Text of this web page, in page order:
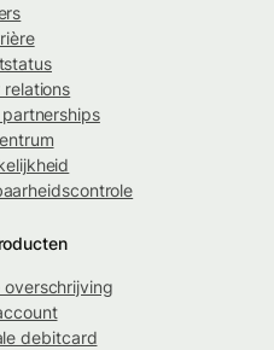
relations
overschrijving
debitcard